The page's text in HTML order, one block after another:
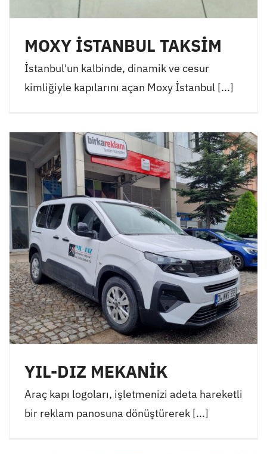
MOXY İSTANBUL TAKSİM
İstanbul'un kalbinde, dinamik ve cesur
kimliğiyle kapılarını açan Moxy İstanbul [...]
YIL-DIZ MEKANİK
Araç kapı logoları, işletmenizi adeta hareketli
bir reklam panosuna dönüştürerek [...]